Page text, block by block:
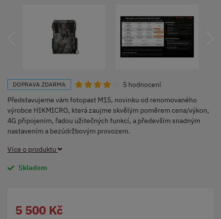
DOPRAVA ZDARMA
5 hodnocení
Představujeme vám fotopast M15, novinku od renomovaného
výrobce HIKMICRO, která zaujme skvělým poměrem cena/výkon,
4G připojením, řadou užitečných funkcí, a především snadným
nastavením a bezúdržbovým provozem.
Více o produktu
Skladem
5 500 Kč